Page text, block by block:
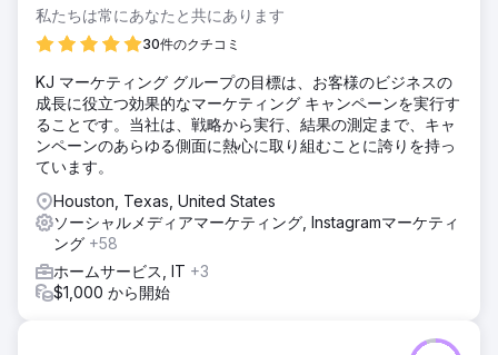
私たちは常にあなたと共にあります
30件のクチコミ
KJ マーケティング グループの目標は、お客様のビジネスの
成長に役立つ効果的なマーケティング キャンペーンを実行す
ることです。当社は、戦略から実行、結果の測定まで、キャ
ンペーンのあらゆる側面に熱心に取り組むことに誇りを持っ
ています。
Houston, Texas, United States
ソーシャルメディアマーケティング, Instagramマーケティ
ング +58
ホームサービス, IT +3
$1,000 から開始